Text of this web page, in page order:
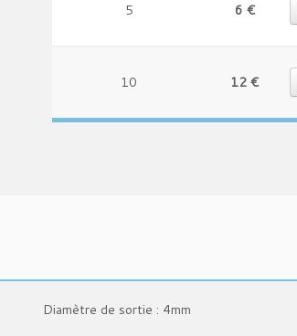
5 6 €
10 12 €
Diamètre de sortie : 4mm